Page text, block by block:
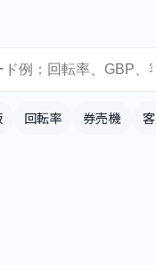
回転率 券売機